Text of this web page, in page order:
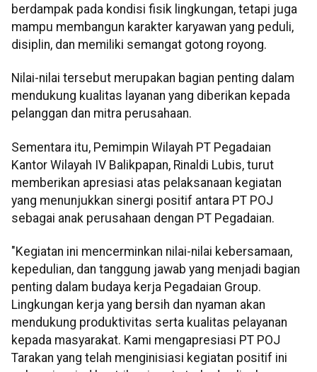
berdampak pada kondisi fisik lingkungan, tetapi juga
mampu membangun karakter karyawan yang peduli,
disiplin, dan memiliki semangat gotong royong.
Nilai-nilai tersebut merupakan bagian penting dalam
mendukung kualitas layanan yang diberikan kepada
pelanggan dan mitra perusahaan.
Sementara itu, Pemimpin Wilayah PT Pegadaian
Kantor Wilayah IV Balikpapan, Rinaldi Lubis, turut
memberikan apresiasi atas pelaksanaan kegiatan
yang menunjukkan sinergi positif antara PT POJ
sebagai anak perusahaan dengan PT Pegadaian.
"Kegiatan ini mencerminkan nilai-nilai kebersamaan,
kepedulian, dan tanggung jawab yang menjadi bagian
penting dalam budaya kerja Pegadaian Group.
Lingkungan kerja yang bersih dan nyaman akan
mendukung produktivitas serta kualitas pelayanan
kepada masyarakat. Kami mengapresiasi PT POJ
Tarakan yang telah menginisiasi kegiatan positif ini